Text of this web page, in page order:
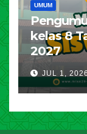
UMUM
kelas 8
2027
JUL 1, 2026